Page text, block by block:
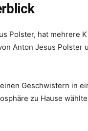
Polster, hat mehrere
Anton Jesus Polster
Geschwistern in
zu Hause